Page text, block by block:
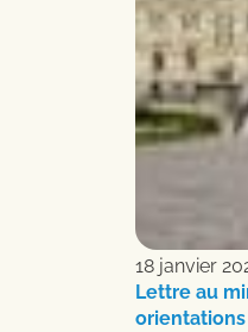
18 janvier
Lettre au
orientations